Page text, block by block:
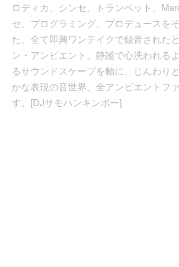
ロディカ、シンセ、トランペット、
セ、プログラミング、プロデュースを
た、全て即興ワンテイクで録音された
ン・アンビエント。静謐で心洗われる
るサウンドスケープを軸に、じんわり
かな表現の音世界、全アンビエントフ
す。[DJサモハンキンポー]